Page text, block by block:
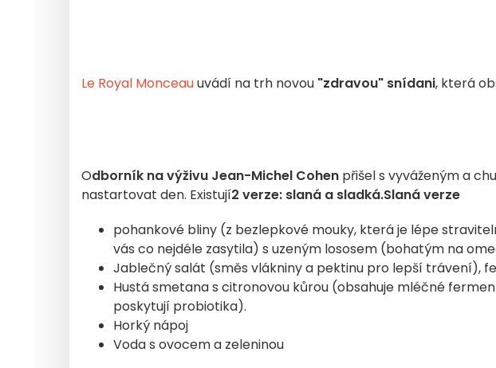
Le Royal Monceauuvádí na trh novou "zdravou" snídani, která
Odborník na výživu Jean-Michel Cohen přišel s vyváženým a
nastartovat den. Existují2 verze: slaná a sladká.Slaná verze
pohankové bliny (z bezlepkové mouky, která je lépe
vás co nejdéle zasytila) s uzeným lososem (bohatým na
Jablečný salát (směs vlákniny a pektinu pro lepší trávení),
Hustá smetana s citronovou kůrou (obsahuje mléčné
poskytují probiotika).
Horký nápoj
Voda s ovocem a zeleninou